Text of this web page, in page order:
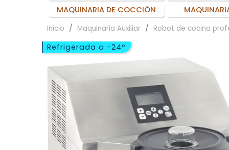
MAQUINARIA DE COCCIÓN
Inicio Maquinaria Auxiliar Robot de cocina
Refrigerada a -24º